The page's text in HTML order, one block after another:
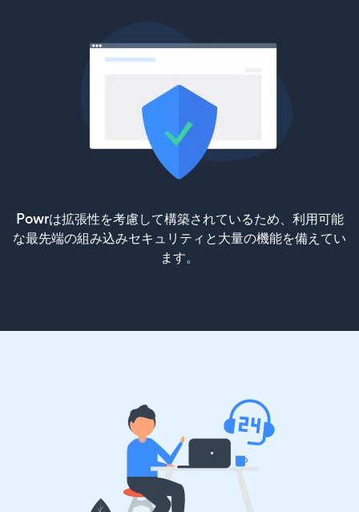
Powrは拡張性を考慮して構築されているため、利用可能
な最先端の組み込みセキュリティと大量の機能を備えてい
ます。